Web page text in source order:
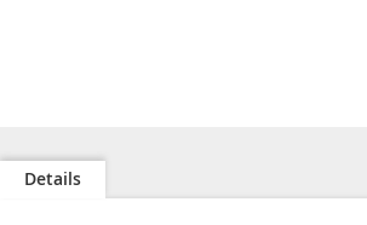
Anfang
derDetails